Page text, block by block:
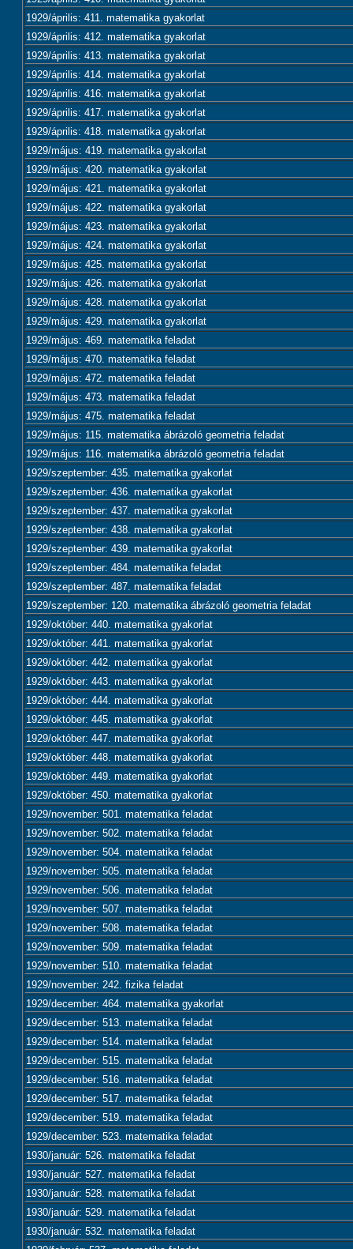
1929/április: 411. matematika gyakorlat
1929/április: 412. matematika gyakorlat
1929/április: 413. matematika gyakorlat
1929/április: 414. matematika gyakorlat
1929/április: 416. matematika gyakorlat
1929/április: 417. matematika gyakorlat
1929/április: 418. matematika gyakorlat
1929/május: 419. matematika gyakorlat
1929/május: 420. matematika gyakorlat
1929/május: 421. matematika gyakorlat
1929/május: 422. matematika gyakorlat
1929/május: 423. matematika gyakorlat
1929/május: 424. matematika gyakorlat
1929/május: 425. matematika gyakorlat
1929/május: 426. matematika gyakorlat
1929/május: 428. matematika gyakorlat
1929/május: 429. matematika gyakorlat
1929/május: 469. matematika feladat
1929/május: 470. matematika feladat
1929/május: 472. matematika feladat
1929/május: 473. matematika feladat
1929/május: 475. matematika feladat
1929/május: 115. matematika ábrázoló geometria feladat
1929/május: 116. matematika ábrázoló geometria feladat
1929/szeptember: 435. matematika gyakorlat
1929/szeptember: 436. matematika gyakorlat
1929/szeptember: 437. matematika gyakorlat
1929/szeptember: 438. matematika gyakorlat
1929/szeptember: 439. matematika gyakorlat
1929/szeptember: 484. matematika feladat
1929/szeptember: 487. matematika feladat
1929/szeptember: 120. matematika ábrázoló geometria feladat
1929/október: 440. matematika gyakorlat
1929/október: 441. matematika gyakorlat
1929/október: 442. matematika gyakorlat
1929/október: 443. matematika gyakorlat
1929/október: 444. matematika gyakorlat
1929/október: 445. matematika gyakorlat
1929/október: 447. matematika gyakorlat
1929/október: 448. matematika gyakorlat
1929/október: 449. matematika gyakorlat
1929/október: 450. matematika gyakorlat
1929/november: 501. matematika feladat
1929/november: 502. matematika feladat
1929/november: 504. matematika feladat
1929/november: 505. matematika feladat
1929/november: 506. matematika feladat
1929/november: 507. matematika feladat
1929/november: 508. matematika feladat
1929/november: 509. matematika feladat
1929/november: 510. matematika feladat
1929/november: 242. fizika feladat
1929/december: 464. matematika gyakorlat
1929/december: 513. matematika feladat
1929/december: 514. matematika feladat
1929/december: 515. matematika feladat
1929/december: 516. matematika feladat
1929/december: 517. matematika feladat
1929/december: 519. matematika feladat
1929/december: 523. matematika feladat
1930/január: 526. matematika feladat
1930/január: 527. matematika feladat
1930/január: 528. matematika feladat
1930/január: 529. matematika feladat
1930/január: 532. matematika feladat